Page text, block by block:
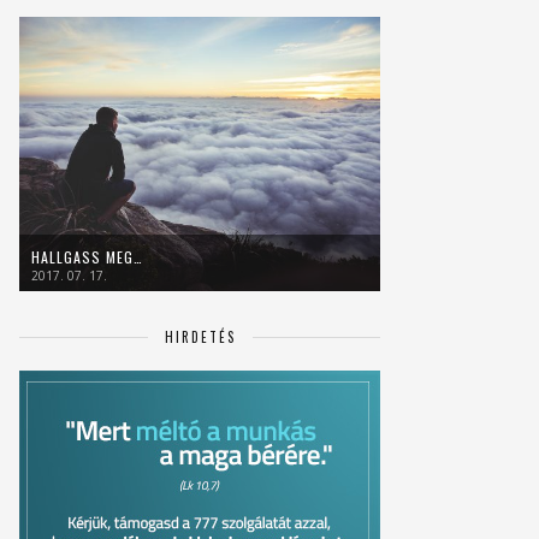
HALLGASS MEG…
2017. 07. 17.
HIRDETÉS